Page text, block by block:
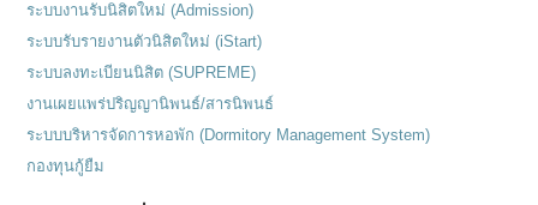
ระบบงานรับนิสิตใหม่ (Admission)
ระบบรับรายงานตัวนิสิตใหม่ (iStart)
ระบบลงทะเบียนนิสิต (SUPREME)
งานเผยแพร่ปริญญานิพนธ์/สารนิพนธ์
ระบบบริหารจัดการหอพัก (Dormitory Management System)
กองทุนกู้ยืม